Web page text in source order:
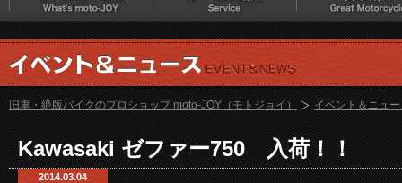
旧車・絶版バイクのプロショップ moto-JOY（モトジョイ） イベント＆ニュ
Kawasaki ゼファー750 入荷！！
2014.03.04